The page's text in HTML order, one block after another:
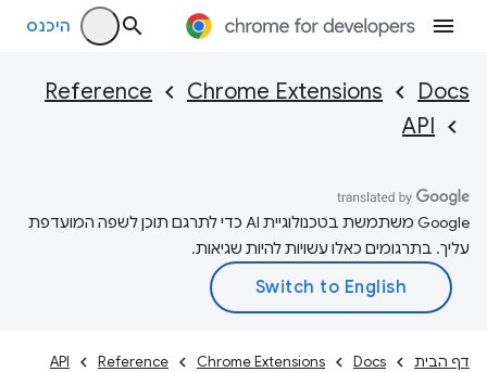
היכנס
Docs
Chrome Extensions
Reference
API
‫Google משתמשת בטכנולוגיית AI כדי לתרגם תוכן לשפה המועדפת
עליך. בתרגומים כאלו עשויות להיות שגיאות.
דף הבית Docs
Chrome Extensions
Reference
API